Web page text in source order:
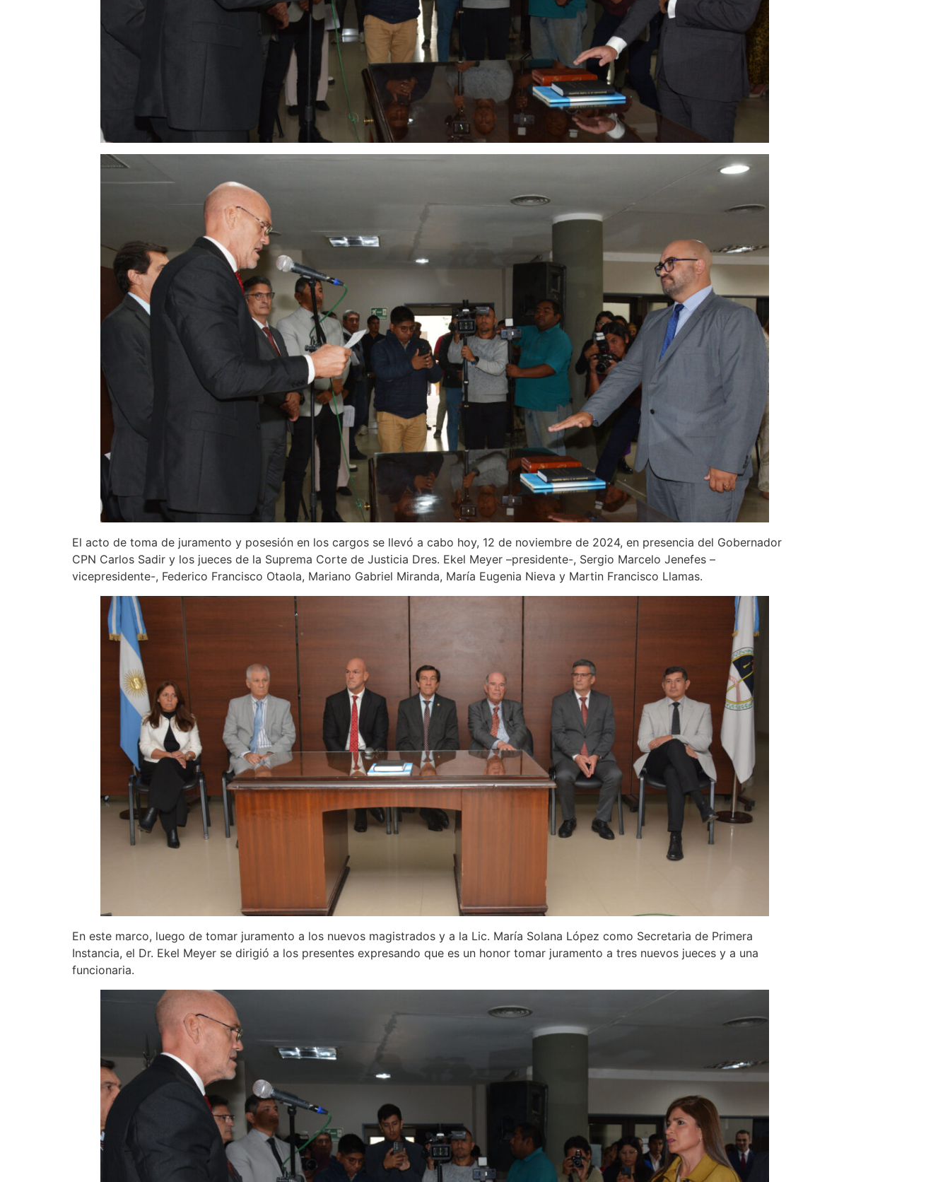
El acto de toma de juramento y posesión en los cargos se llevó a cabo hoy, 12 de noviembre de 2024, en presencia del Gobernador
CPN Carlos Sadir y los jueces de la Suprema Corte de Justicia Dres. Ekel Meyer –presidente-, Sergio Marcelo Jenefes –
vicepresidente-, Federico Francisco Otaola, Mariano Gabriel Miranda, María Eugenia Nieva y Martin Francisco Llamas.
En este marco, luego de tomar juramento a los nuevos magistrados y a la Lic. María Solana López como Secretaria de Primera
Instancia, el Dr. Ekel Meyer se dirigió a los presentes expresando que es un honor tomar juramento a tres nuevos jueces y a una
funcionaria.